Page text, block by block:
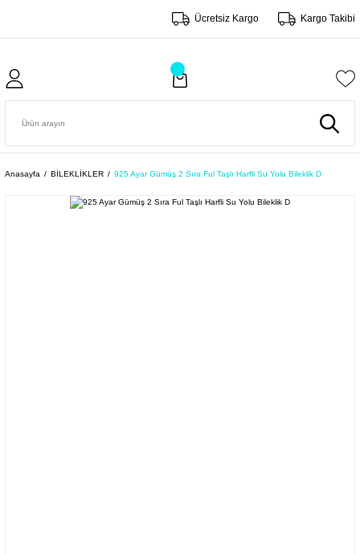
Ücretsiz Kargo Kargo Takibi
Anasayfa BİLEKLİKLER 925 Ayar Gümüş 2 Sıra Ful Taşlı Harfli Su Yolu Bileklik D